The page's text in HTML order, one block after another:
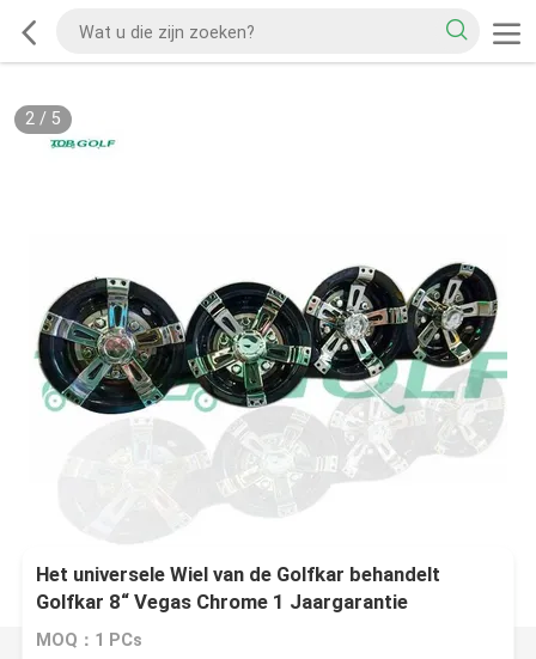
2/ 5
Het universele Wiel van de Golfkar behandelt
Golfkar 8“ Vegas Chrome 1 Jaargarantie
MOQ：1 PCs